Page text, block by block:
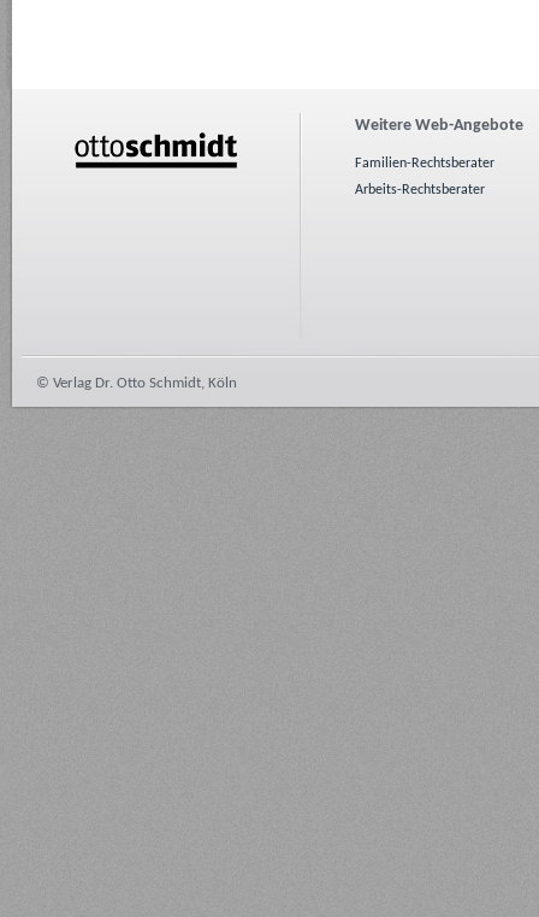
Weitere Web-Angebote
Familien-Rechtsberater
Arbeits-Rechtsberater
© Verlag Dr. Otto Schmidt, Köln